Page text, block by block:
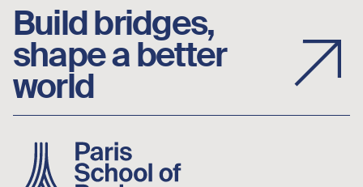
Build bridges,
shape a better
world
Image